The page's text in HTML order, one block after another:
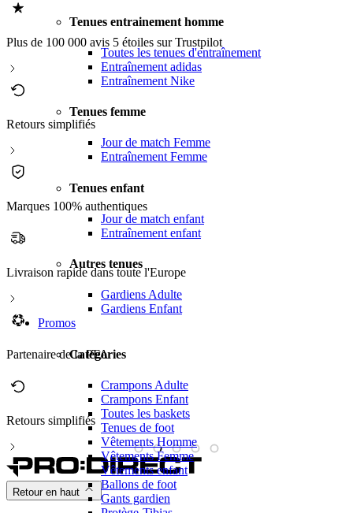
Tenues entrainement homme
Toutes les tenues d'entraînement
Entraînement adidas
Entraînement Nike
Tenues femme
Jour de match Femme
Entraînement Femme
Tenues enfant
Jour de match enfant
Entraînement enfant
Autres tenues
Gardiens Adulte
Gardiens Enfant
Promos
Catégories
Crampons Adulte
Crampons Enfant
Toutes les baskets
Tenues de foot
Vêtements Homme
Vêtements Femme
Vêtements enfant
Ballons de foot
Gants gardien
Plus de 100 000 avis 5 étoiles sur Trustpilot
Retours simplifiés
Marques 100% authentiques
Livraison rapide dans toute l'Europe
Partenaire de la PFA
Retours simplifiés
Retour en haut